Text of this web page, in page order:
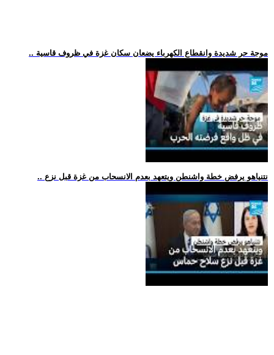
.. موجة حر شديدة وانقطاع الكهرباء يضعان سكان غزة في ظروف قاسية
.. نتنياهو يرفض خطة واشنطن ويتعهد بعدم الانسحاب من غزة قبل نزع